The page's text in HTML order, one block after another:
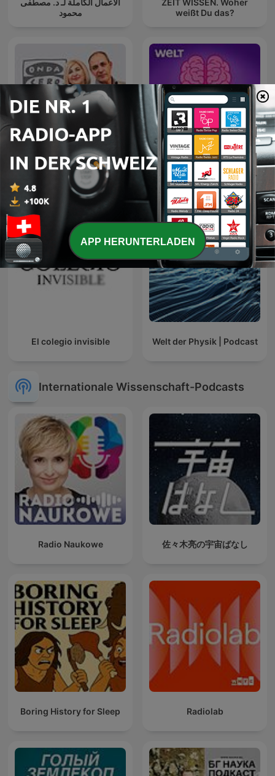
محمود
weißt Du das?
La Rosa de los Vientos
Aha! Zehn Minuten
Alltags-Wissen
El colegio invisible Welt der Physik | Podcast
Internationale Wissenschaft-Podcasts
Radio Naukowe 佐々木亮の宇宙ばなし
Boring History for Sleep Radiolab
APP HERUNTERLADEN